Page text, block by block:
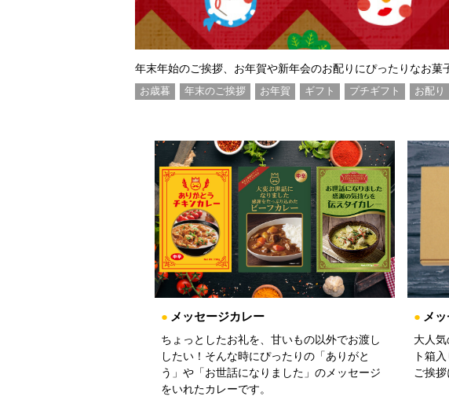
年末年始のご挨拶、お年賀や新年会のお配りにぴったりなお
お歳暮 年末のご挨拶 お年賀 ギフト プチギフト お配り
● メッセージカレー
ちょっとしたお礼を、甘いもの以外でお渡し
したい！そんな時にぴったりの「ありがと
う」や「お世話になりました」のメッセージ
をいれたカレーです。
● メ
大人
ト箱
ご挨拶